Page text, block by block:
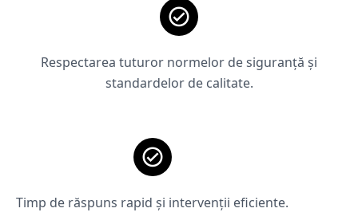
Respectarea tuturor normelor de siguranță și
standardelor de calitate.
Timp de răspuns rapid și intervenții eficiente.